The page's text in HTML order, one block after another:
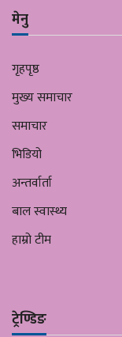
मेनु
गृहपृष्ठ
मुख्य समाचार
समाचार
भिडियो
अन्तर्वार्ता
बाल स्वास्थ्य
हाम्रो टीम
ट्रेण्डिङ